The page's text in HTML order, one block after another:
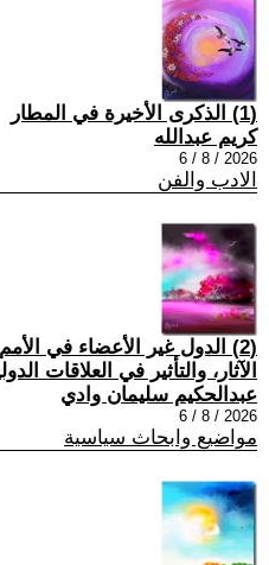
(1) الذكرى الأخيرة في المطار
كريم عبدالله
2026 / 8 / 6
الادب والفن
(2) الدول غير الأعضاء في
الآثار، والتأثير في العلاقات
عبدالحكيم سليمان وادي
2026 / 8 / 6
مواضيع وابحاث سياسية